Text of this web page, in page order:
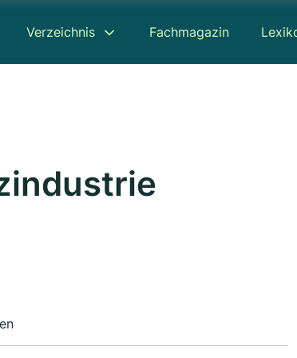
Verzeichnis Fachmagazin